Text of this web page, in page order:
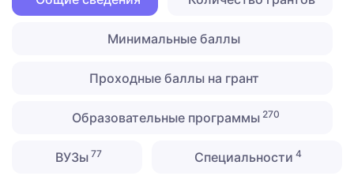
Минимальные баллы
Проходные баллы на грант
Образовательные программы270
ВУЗы77 Специальности 4